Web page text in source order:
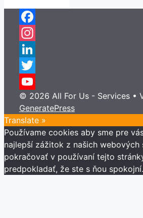
Facebook
Instagram
LinkedIn
Twitter
YouTube
Channel
© 2026 All For Us - Services •
GeneratePress
Translate »
Používame cookies aby sme pre
najlepší zážitok z našich webových
pokračovať v používaní tejto
predpokladať, že ste s ňou spokojní.